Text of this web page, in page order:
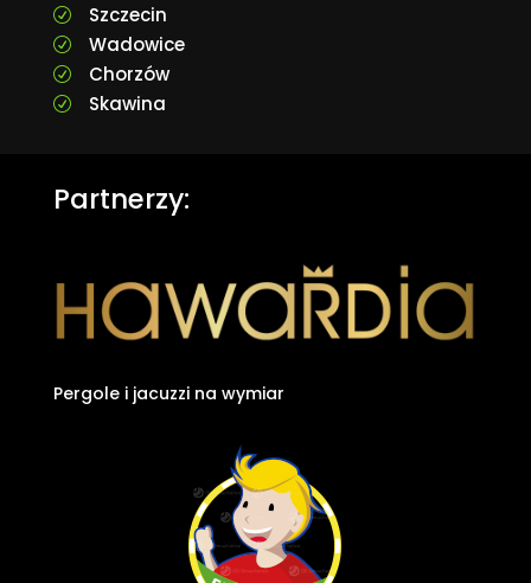
R Szczecin
R Wadowice
R Chorzów
R Skawina
Partnerzy:
Pergole i jacuzzi na wymiar